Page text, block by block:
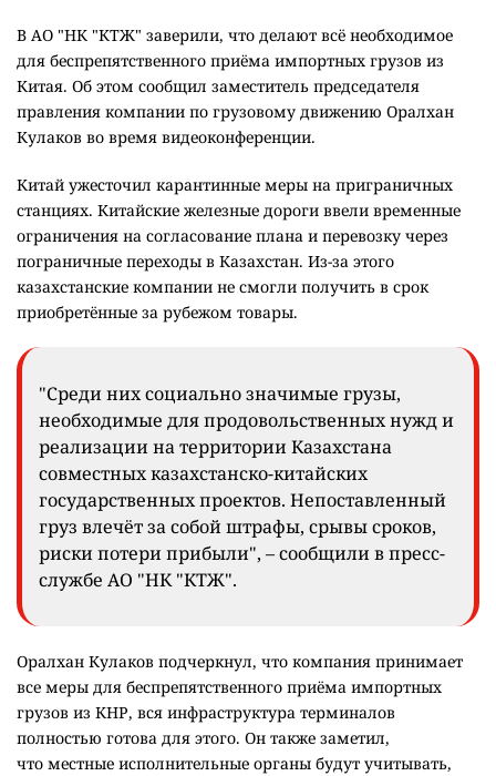
В АО "НК "КТЖ" заверили, что делают всё необходимое
для беспрепятственного приёма импортных грузов из
Китая. Об этом сообщил заместитель председателя
правления компании по грузовому движению Оралхан
Кулаков во время видеоконференции.
Китай ужесточил карантинные меры на приграничных
станциях. Китайские железные дороги ввели временные
ограничения на согласование плана и перевозку через
пограничные переходы в Казахстан. Из-за этого
казахстанские компании не смогли получить в срок
приобретённые за рубежом товары.
"Среди них социально значимые грузы,
необходимые для продовольственных нужд и
реализации на территории Казахстана
совместных казахстанско-китайских
государственных проектов. Непоставленный
груз влечёт за собой штрафы, срывы сроков,
риски потери прибыли", – сообщили в пресс-
службе АО "НК "КТЖ".
Оралхан Кулаков подчеркнул, что компания принимает
все меры для беспрепятственного приёма импортных
грузов из КНР, вся инфраструктура терминалов
полностью готова для этого. Он также заметил,
что местные исполнительные органы будут учитывать,